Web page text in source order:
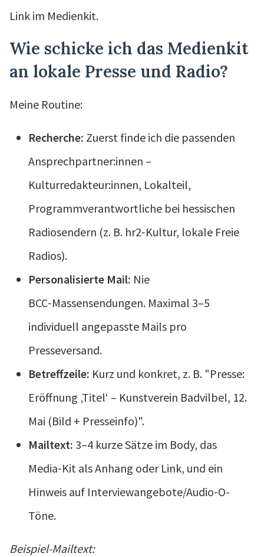
Link im Medienkit.
Wie schicke ich das Medienkit
an lokale Presse und Radio?
Meine Routine:
Recherche: Zuerst finde ich die passenden
Ansprechpartner:innen –
Kulturredakteur:innen, Lokalteil,
Programmverantwortliche bei hessischen
Radiosendern (z. B. hr2‑Kultur, lokale Freie
Radios).
Personalisierte Mail: Nie
BCC‑Massensendungen. Maximal 3–5
individuell angepasste Mails pro
Presseversand.
Betreffzeile: Kurz und konkret, z. B. "Presse:
Eröffnung ‚Titel‘ – Kunstverein Badvilbel, 12.
Mai (Bild + Presseinfo)".
Mailtext: 3–4 kurze Sätze im Body, das
Media‑Kit als Anhang oder Link, und ein
Hinweis auf Interviewangebote/Audio‑O-
Töne.
Beispiel-Mailtext: